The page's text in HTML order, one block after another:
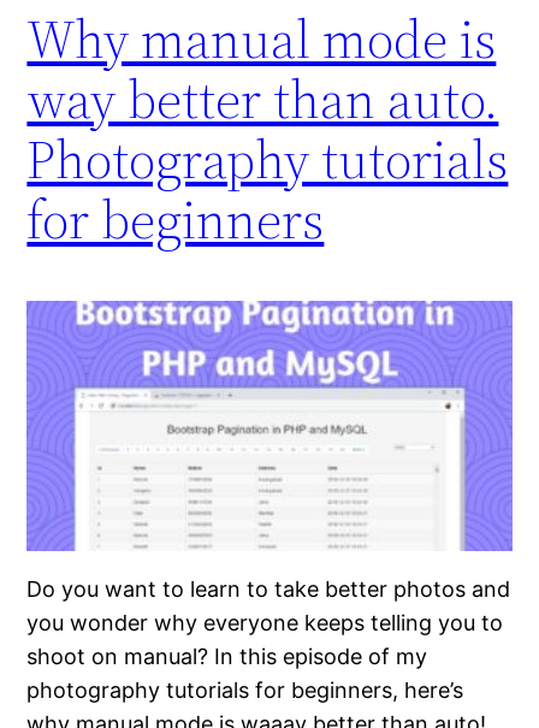
Why manual mode is
way better than auto.
Photography tutorials
for beginners
Do you want to learn to take better photos and
you wonder why everyone keeps telling you to
shoot on manual? In this episode of my
photography tutorials for beginners, here’s